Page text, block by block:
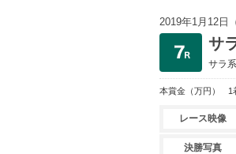
2019年1月12日
サ
サラ
本賞金 （万円） 1
レース映像
決勝写真